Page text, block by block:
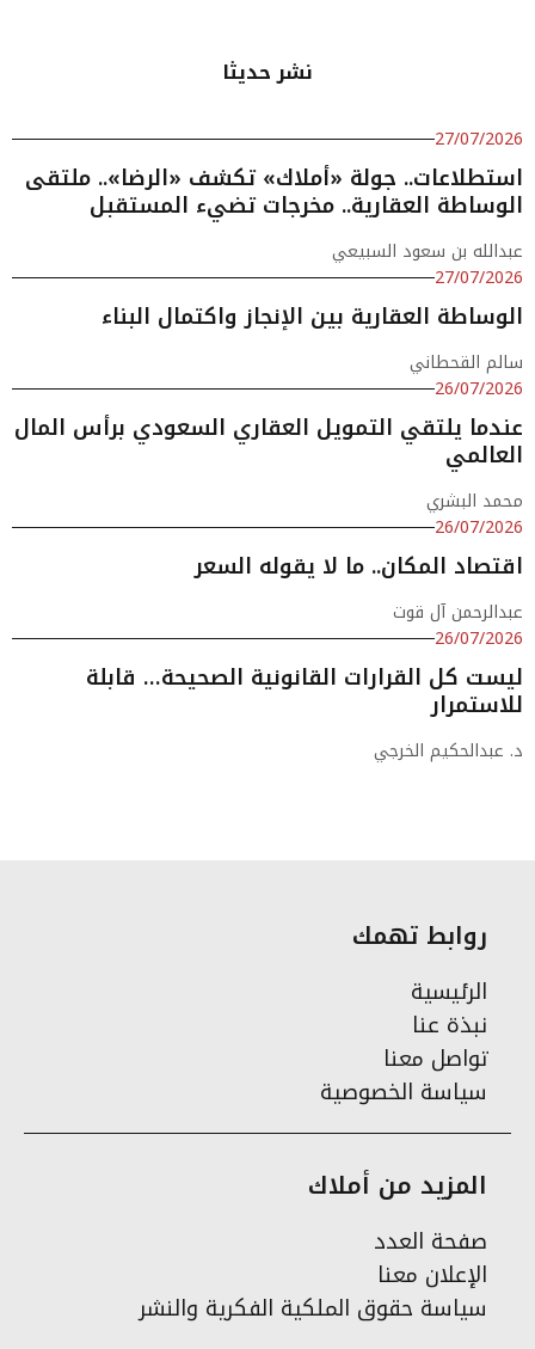
نشر حديثا
27/07/2026
استطلاعات.. جولة «أملاك» تكشف «الرضا».. ملتقى
الوساطة العقارية.. مخرجات تضيء المستقبل
عبدالله بن سعود السبيعي
27/07/2026
الوساطة العقارية بين الإنجاز واكتمال البناء
سالم القحطاني
26/07/2026
عندما يلتقي التمويل العقاري السعودي برأس المال
العالمي
محمد البشري
26/07/2026
اقتصاد المكان.. ما لا يقوله السعر
عبدالرحمن آل قوت
26/07/2026
ليست كل القرارات القانونية الصحيحة… قابلة
للاستمرار
د. عبدالحكيم الخرجي
روابط تهمك
الرئيسية
نبذة عنا
تواصل معنا
سياسة الخصوصية
المزيد من أملاك
صفحة العدد
الإعلان معنا
سياسة حقوق الملكية الفكرية والنشر